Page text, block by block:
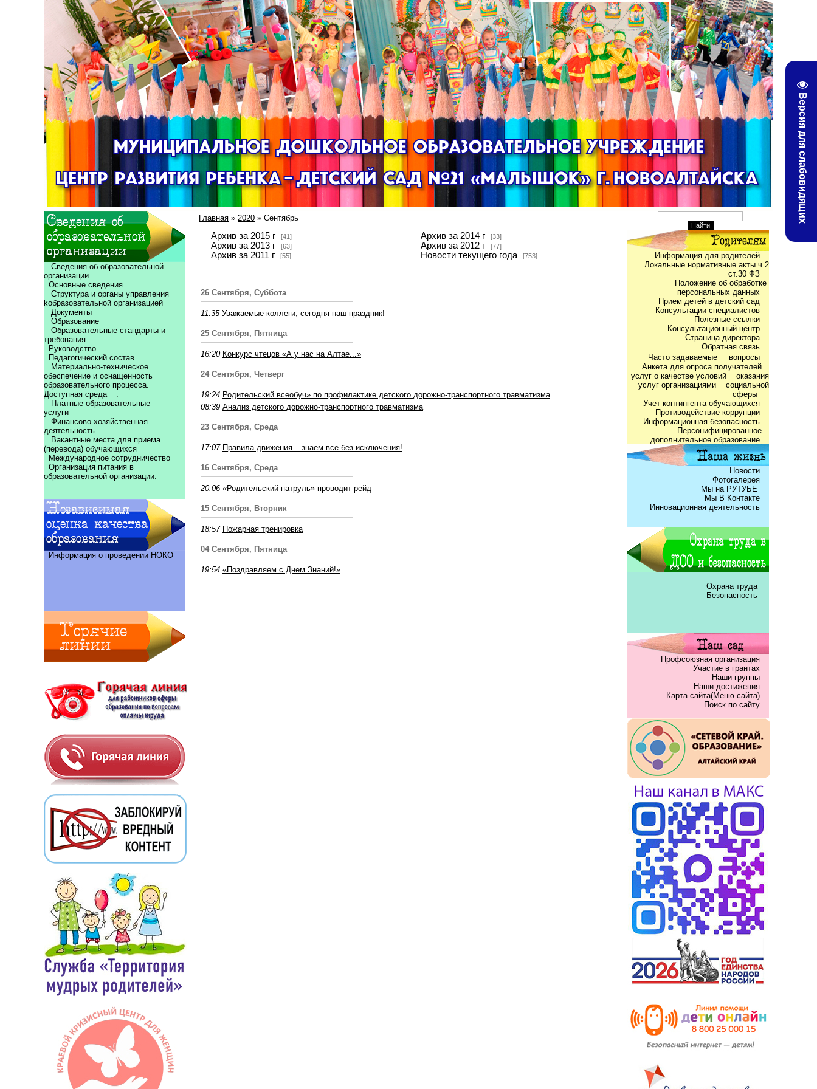
Версия для слабовидящих
Сведения об образовательной
организации
Основные сведения
Структура и органы управления
kобразовательной организацией
Документы
Образование
Образовательные стандарты и
требования
Руководство.
Педагогический состав
Материально-техническое
обеспечение и оснащенность
образовательного процесса.
Доступная среда
.
Платные образовательные
услуги
Финансово-хозяйственная
деятельность
Вакантные места для приема
(перевода) обучающихся
Международное сотрудничество
Организация питания в
образовательной организации.
Информация о проведении НОКО
Главная » 2020 » Сентябрь
Архив за 2015 г [41] Архив за 2014 г [33]
Архив за 2013 г [63] Архив за 2012 г [77]
Архив за 2011 г [55] Новости текущего года [753]
26 Сентября, Суббота
11:35 Уважаемые коллеги, сегодня наш праздник!
25 Сентября, Пятница
16:20 Конкурс чтецов «А у нас на Алтае...»
24 Сентября, Четверг
19:24 Родительский всеобуч» по профилактике детского дорожно-транспортного травматизма
08:39 Анализ детского дорожно-транспортного травматизма
23 Сентября, Среда
17:07 Правила движения – знаем все без исключения!
16 Сентября, Среда
20:06 «Родительский патруль» проводит рейд
15 Сентября, Вторник
18:57 Пожарная тренировка
04 Сентября, Пятница
19:54 «Поздравляем с Днем Знаний!»
Информация для родителей
Локальные нормативные акты ч.2
ст.30 ФЗ
Положение об обработке
персональных данных
Прием детей в детский сад
Консультации специалистов
Полезные ссылки
Консультационный центр
Страница директора
Обратная связь
Часто задаваемые
вопросы
Анкета для опроса получателей
услуг о качестве условий оказания
услуг организациями социальной
сферы
Учет контингента обучающихся
Противодействие коррупции
Информационная безопасность
Персонифицированное
дополнительное образование
Новости
Фотогалерея
Мы на РУТУБЕ
Мы В Контакте
Инновационная деятельность
Охрана труда
Безопасность
Профсоюзная организация
Участие в грантах
Наши группы
Наши достижения
Карта сайта(Меню сайта)
Поиск по сайту